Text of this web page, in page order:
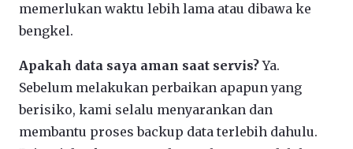
memerlukan waktu lebih lama atau dibawa ke
bengkel.
Apakah data saya aman saat servis?Ya.
Sebelum melakukan perbaikan apapun yang
berisiko, kami selalu menyarankan dan
membantu proses backup data terlebih dahulu.